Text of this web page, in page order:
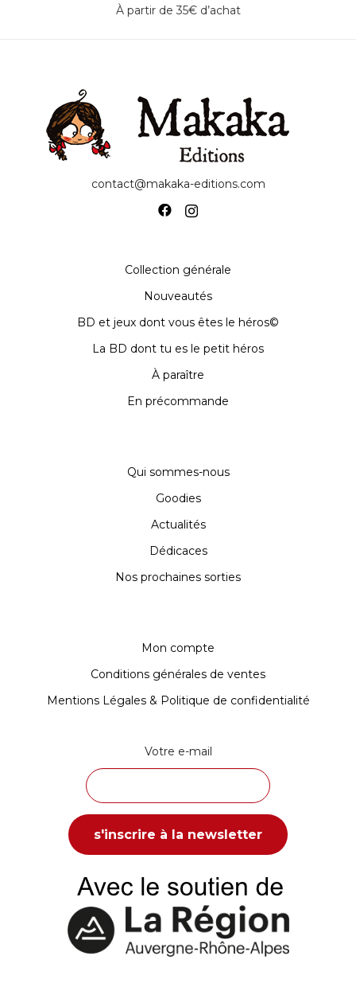
À partir de 35€ d’achat
contact@makaka-editions.com
Collection générale
Nouveautés
BD et jeux dont vous êtes le héros©
La BD dont tu es le petit héros
À paraître
En précommande
Qui sommes-nous
Goodies
Actualités
Dédicaces
Nos prochaines sorties
Mon compte
Conditions générales de ventes
Mentions Légales & Politique de confidentialité
Votre e-mail